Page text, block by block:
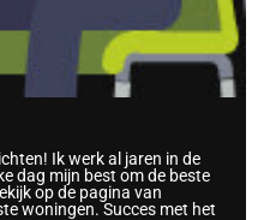
Ik werk al jaren in de
dag mijn best om de beste
op de pagina van
woningen. Succes met het